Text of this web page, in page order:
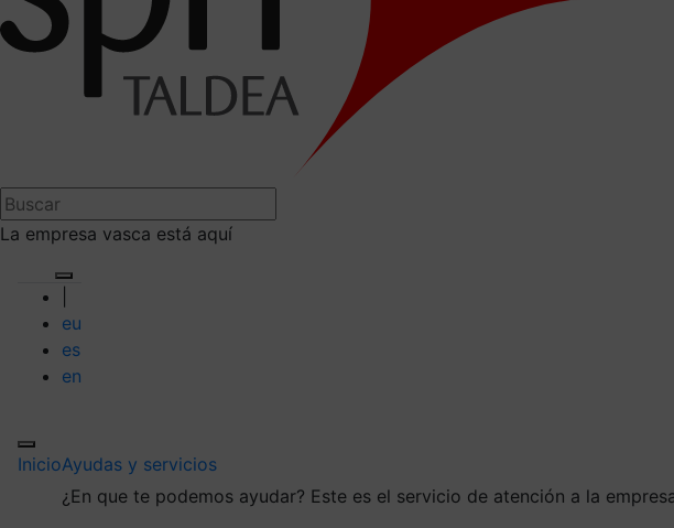
La empresa vasca está aquí
eu
es
en
InicioAyudas y servicios
¿En que te podemos ayudar? Este es el servicio de atención a la